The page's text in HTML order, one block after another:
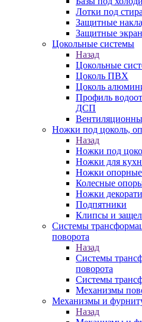
Лотки под
Защитные
Защитные
Цокольные системы
Назад
Цокольные
Цоколь ПВХ
Цоколь
Профиль
ДСП
Ножки под цоколь,
Назад
Ножки под
Ножки для
Ножки опорные
Колесные
Ножки
Подпятники
Клипсы и
Системы
поворота
Назад
Системы
поворота
Системы
Механизмы
Механизмы и
Назад